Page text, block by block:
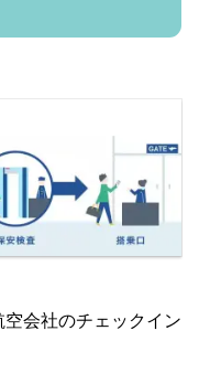
会社のチェックイン